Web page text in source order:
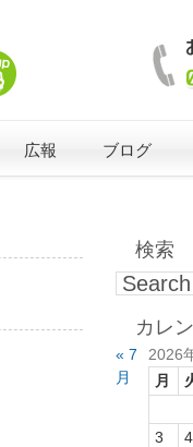
広報 ブログ
検索
カレ
2026
月
3
4
« 7
月